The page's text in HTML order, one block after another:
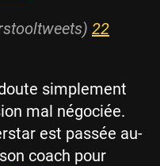
22
simplement
mal négociée.
est passée au-
coach pour